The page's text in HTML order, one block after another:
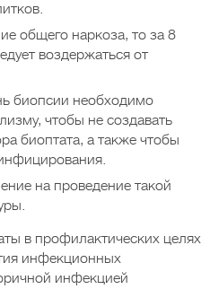
общего наркоза, то за 8
воздержаться от
биопсии необходимо
чтобы не создавать
биоптата, а также чтобы
на проведение такой
в профилактических целях
инфекционных
инфекцией